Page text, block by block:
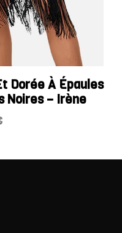
Dorée À Épaules
Noires – Irène